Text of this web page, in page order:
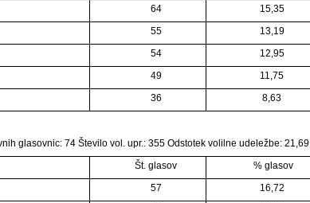
64
15,35
55
13,19
54
12,95
49
11,75
36 8,63
glasovnic: 74 Število vol. upr.: 355 Odstotek volilne udeležbe: 21,69
Št. glasov
% glasov
57
16,72